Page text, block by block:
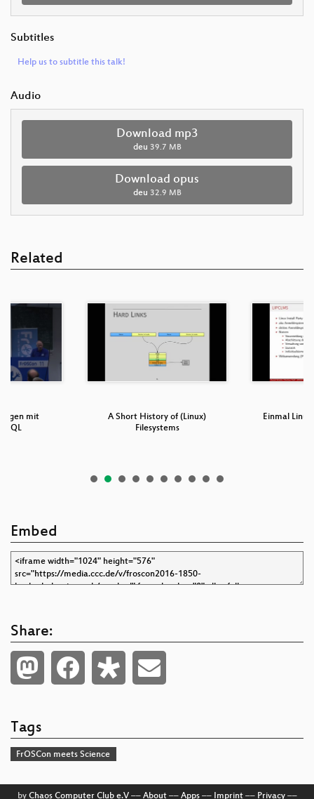
Subtitles
Help us to subtitle this talk!
Audio
Download mp3
deu 39.7 MB
Download opus
deu 32.9 MB
Related
mit
SQL
A Short History of (Linux)
Filesystems
Einmal
Embed
Share:
Tags
FrOSCon meets Science
by Chaos Computer Club e.V–– About–– Apps–– Imprint–– Privacy––